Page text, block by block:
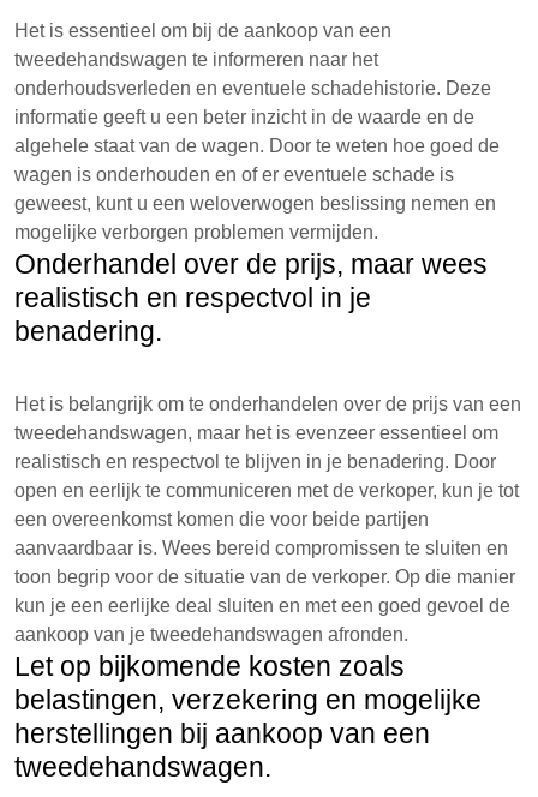
Het is essentieel om bij de aankoop van een
tweedehandswagen te informeren naar het
onderhoudsverleden en eventuele schadehistorie. Deze
informatie geeft u een beter inzicht in de waarde en de
algehele staat van de wagen. Door te weten hoe goed de
wagen is onderhouden en of er eventuele schade is
geweest, kunt u een weloverwogen beslissing nemen en
mogelijke verborgen problemen vermijden.
Onderhandel over de prijs, maar wees
realistisch en respectvol in je
benadering.
Het is belangrijk om te onderhandelen over de prijs van een
tweedehandswagen, maar het is evenzeer essentieel om
realistisch en respectvol te blijven in je benadering. Door
open en eerlijk te communiceren met de verkoper, kun je tot
een overeenkomst komen die voor beide partijen
aanvaardbaar is. Wees bereid compromissen te sluiten en
toon begrip voor de situatie van de verkoper. Op die manier
kun je een eerlijke deal sluiten en met een goed gevoel de
aankoop van je tweedehandswagen afronden.
Let op bijkomende kosten zoals
belastingen, verzekering en mogelijke
herstellingen bij aankoop van een
tweedehandswagen.